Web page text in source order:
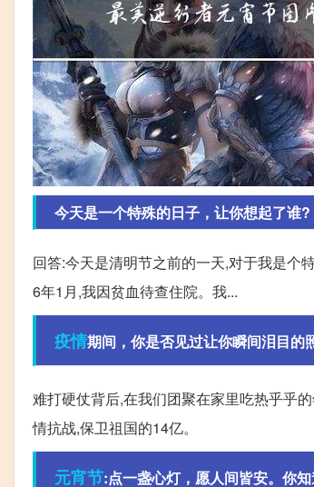
今天是一个特殊的日子，让你想起了谁?
回答:今天是清明节之前的一天,对于我是个
6年1月,我因贫血待查住院。我...
疫情期间，你是否见过让你瞬间泪目的
难打硬仗背后,在我们团聚在家里吃热乎乎
情抗战,保卫祖国的14亿。
元宵节:点一盏心灯，愿人间皆安。你